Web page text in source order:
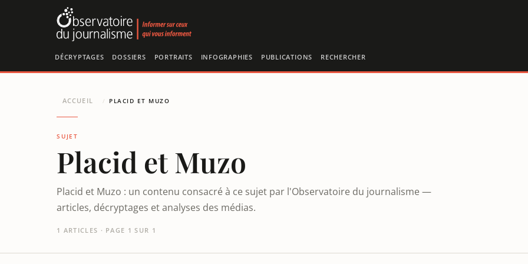
DÉCRYPTAGES DOSSIERS PORTRAITS INFOGRAPHIES PUBLICATIONS RECHERCHER
ACCUEIL / PLACID ET MUZO
SUJET
Placid et Muzo
Placid et Muzo : un contenu consacré à ce sujet par l'Observatoire du journalisme —
articles, décryptages et analyses des médias.
1 ARTICLES · PAGE 1 SUR 1
Panneau de gestion des cookies